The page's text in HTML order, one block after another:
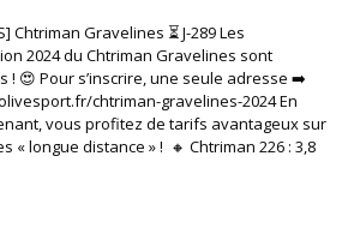
Chtriman Gravelines ⏳ J-289 Les
2024 du Chtriman Gravelines sont
! 😍 Pour s’inscrire, une seule adresse ➡️
chtriman-gravelines-2024​ En
vous profitez de tarifs avantageux sur
« longue distance » ! 🔸 Chtriman 226 : 3,8